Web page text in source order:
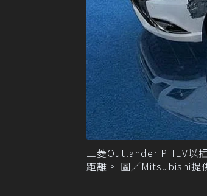
三菱Outlander PHEV以
距離。 圖／Mitsubishi提